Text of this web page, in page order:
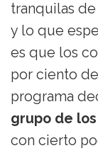
tranquilas
y lo que
es que los
por ciento
programa
grupo de
con cierto